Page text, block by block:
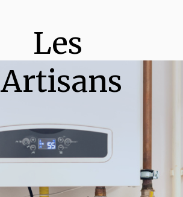
Les
Artisans